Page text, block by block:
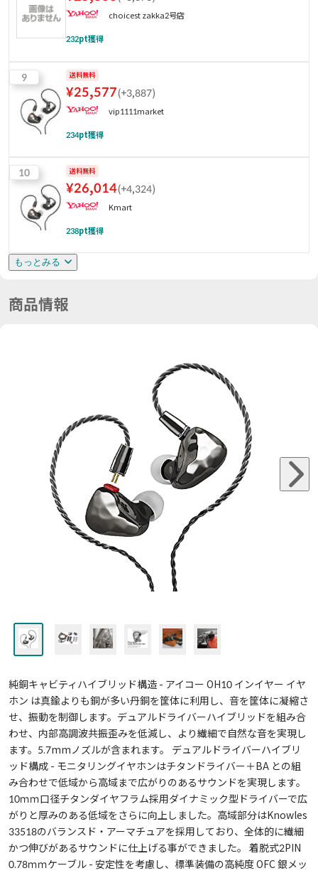
choicest zakka2号店
232pt獲得
9 送料無料
¥25,577(+3,887)
vip1111market
234pt獲得
10 送料無料
¥26,014(+4,324)
Kmart
238pt獲得
もっとみる
商品情報
純銅キャビティハイブリッド構造 - アイコー OH10 インイヤー イヤ
ホン は真鍮よりも銅が多い丹銅を筐体に利用し、音を筐体に凝縮さ
せ、振動を制御します。デュアルドライバーハイブリッドを組み合
わせ、内部高調波共振歪みを低減し、より繊細で自然な音を実現し
ます。5.7mmノズルが含まれます。 デュアルドライバーハイブリ
ッド構成 - モニタリングイヤホンはチタンドライバー＋BA との組
み合わせで低域から高域まで広がりのあるサウンドを実現します。
10ｍｍ口径チタンダイヤフラム採用ダイナミック型ドライバーで広
がりと厚みのある低域をさらに向上しました。高域部分はKnowles
33518のバランスド・アーマチュアを採用しており、全体的に繊細
かつ伸びがあるサウンドに仕上げる事ができました。 着脱式2PIN
0.78ｍｍケーブル - 安定性を考慮し、標準装備の高純度 OFC 銀メッ